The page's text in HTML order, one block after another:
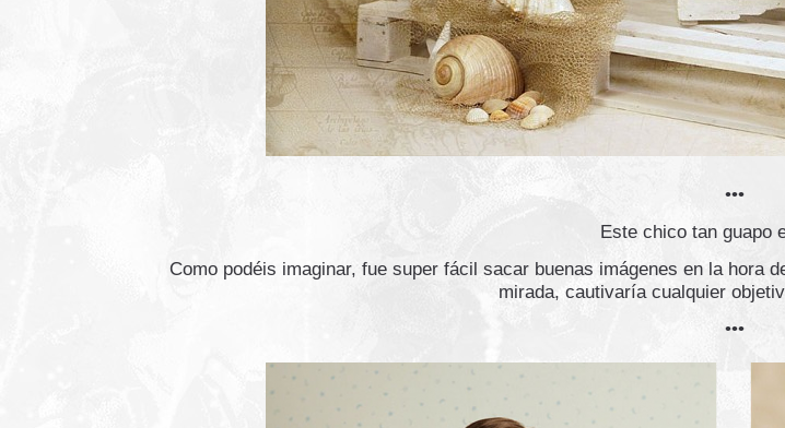
•••
Este chico tan guapo
Como podéis imaginar, fue super fácil sacar buenas imágenes en la hora
mirada, cautivaría cualquier
•••